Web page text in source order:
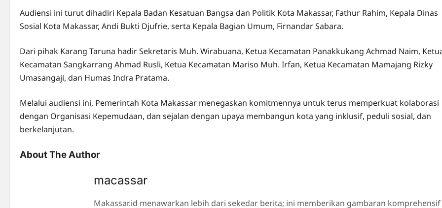
Audiensi ini turut dihadiri Kepala Badan Kesatuan Bangsa dan Politik Kota Makassar, Fathur Rahim, Kepala Dinas
Sosial Kota Makassar, Andi Bukti Djufrie, serta Kepala Bagian Umum, Firnandar Sabara.
Dari pihak Karang Taruna hadir Sekretaris Muh. Wirabuana, Ketua Kecamatan Panakkukang Achmad Naim,
Kecamatan Sangkarrang Ahmad Rusli, Ketua Kecamatan Mariso Muh. Irfan, Ketua Kecamatan Mamajang Rizky
Umasangaji, dan Humas Indra Pratama.
Melalui audiensi ini, Pemerintah Kota Makassar menegaskan komitmennya untuk terus memperkuat kolaborasi
dengan Organisasi Kepemudaan, dan sejalan dengan upaya membangun kota yang inklusif, peduli sosial, dan
berkelanjutan.
About The Author
macassar
Makassar.id menawarkan lebih dari sekedar berita; ini memberikan gambaran komprehensif